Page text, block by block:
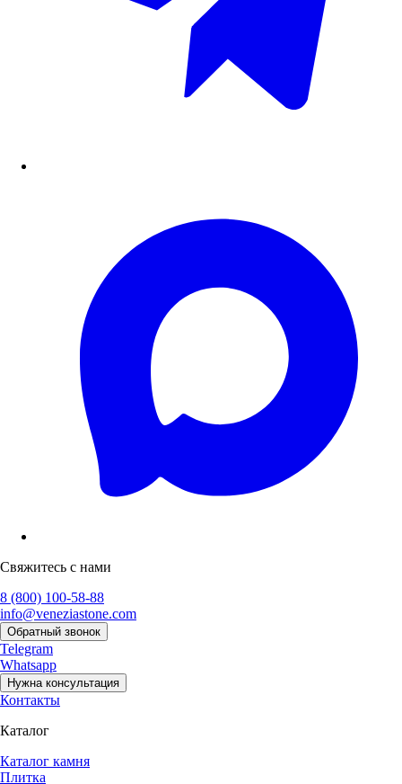
Свяжитесь с нами
8 (800) 100-58-88
info@veneziastone.com
Обратный звонок
Telegram
Whatsapp
Нужна консультация
Контакты
Каталог
Каталог камня
Плитка